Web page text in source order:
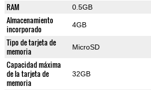
RAM 0.5GB
Almacenamiento
incorporado
4GB
Tipo de tarjeta de
memoria
MicroSD
Capacidad máxima
de la tarjeta de
memoria
32GB